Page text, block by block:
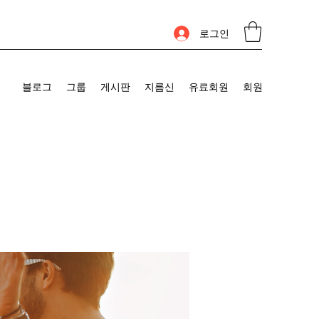
로그인
블로그 그룹 게시판 지름신 유료회원 회원